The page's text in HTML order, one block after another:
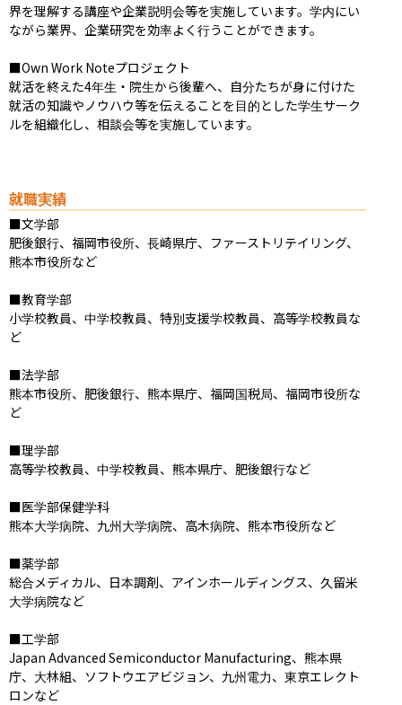
界を理解する講座や企業説明会等を実施しています。学内にい
ながら業界、企業研究を効率よく行うことができます。
■Own Work Noteプロジェクト
就活を終えた4年生・院生から後輩へ、自分たちが身に付けた
就活の知識やノウハウ等を伝えることを目的とした学生サーク
ルを組織化し、相談会等を実施しています。
就職実績
■文学部
肥後銀行、福岡市役所、長崎県庁、ファーストリテイリング、
熊本市役所など
■教育学部
小学校教員、中学校教員、特別支援学校教員、高等学校教員な
ど
■法学部
熊本市役所、肥後銀行、熊本県庁、福岡国税局、福岡市役所な
ど
■理学部
高等学校教員、中学校教員、熊本県庁、肥後銀行など
■医学部保健学科
熊本大学病院、九州大学病院、高木病院、熊本市役所など
■薬学部
総合メディカル、日本調剤、アインホールディングス、久留米
大学病院など
■工学部
Japan Advanced Semiconductor Manufacturing、熊本県
庁、大林組、ソフトウエアビジョン、九州電力、東京エレクト
ロンなど